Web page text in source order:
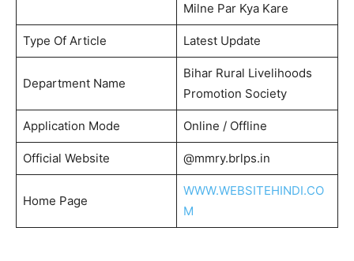
Milne Par Kya Kare
Type Of Article Latest Update
Department Name
Bihar Rural Livelihoods
Promotion Society
Application Mode Online / Offline
Official Website @mmry.brlps.in
Home Page
WWW.WEBSITEHINDI.CO
M